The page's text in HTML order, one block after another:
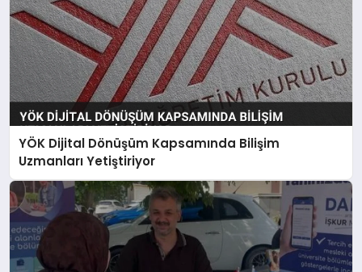
YÖK Dijital Dönüşüm Kapsamında Bilişim
Uzmanları Yetiştiriyor